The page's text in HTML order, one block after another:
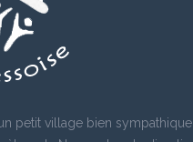
petit village bien sympathique